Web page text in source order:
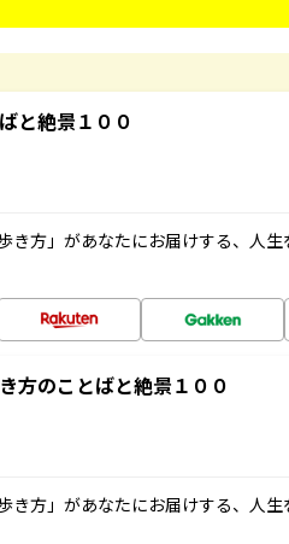
と絶景１００
き方」があなたにお届けする、人生
方のことばと絶景１００
き方」があなたにお届けする、人生